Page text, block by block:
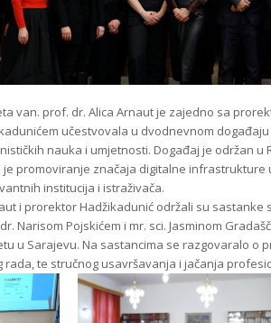
van. prof. dr. Alica Arnaut je zajedno sa
učestvovala u dvodnevnom događaju
nauka i umjetnosti. Događaj je održan u
je promoviranje značaja digitalne
institucija i istraživača.
i prorektor Hadžikadunić održali su
Narisom Pojskićem i mr. sci. Jasminom
u Sarajevu. Na sastancima se razgovaralo
rada, te stručnog usavršavanja i jačanja